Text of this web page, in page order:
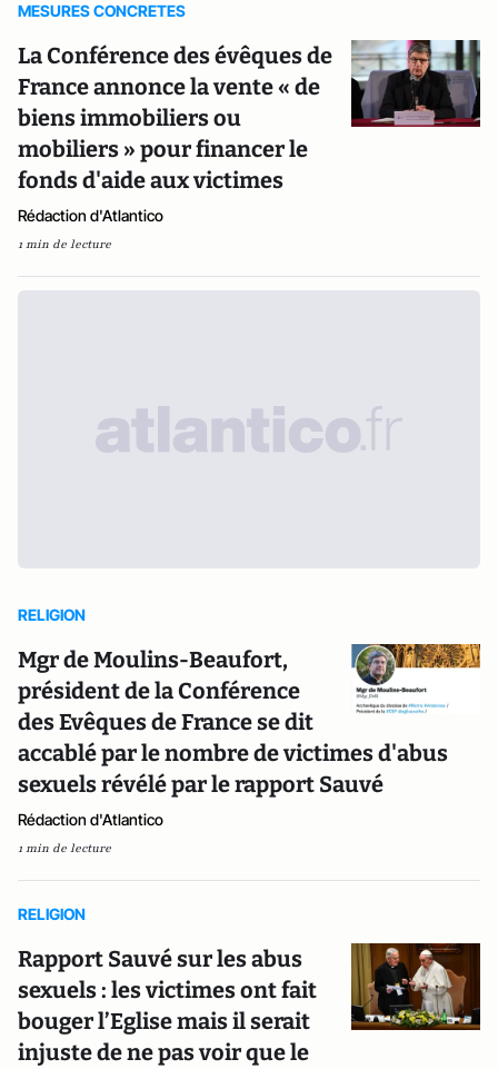
MESURES CONCRETES
La Conférence des évêques de
France annonce la vente « de
biens immobiliers ou
mobiliers » pour financer le
fonds d'aide aux victimes
Rédaction d'Atlantico
1 min de lecture
RELIGION
Mgr de Moulins-Beaufort,
président de la Conférence
des Evêques de France se dit
accablé par le nombre de victimes d'abus
sexuels révélé par le rapport Sauvé
Rédaction d'Atlantico
1 min de lecture
RELIGION
Rapport Sauvé sur les abus
sexuels : les victimes ont fait
bouger l’Eglise mais il serait
injuste de ne pas voir que le